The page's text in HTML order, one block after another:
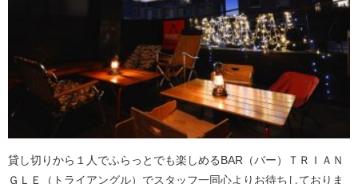
貸し切りから１人でふらっとでも楽しめるBAR（バー）ＴＲＩＡＮ
ＧＬＥ（トライアングル）でスタッフ一同心よりお待ちしておりま